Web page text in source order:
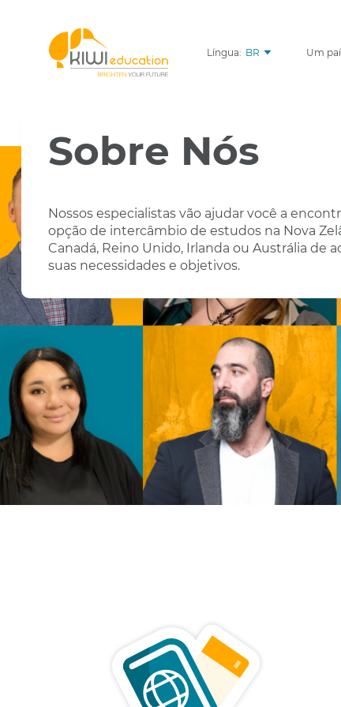
Língua: BR Um
Sobre Nós
Nossos especialistas vão ajudar você a
opção de intercâmbio de estudos na Nova
Canadá, Reino Unido, Irlanda ou Austrália de
suas necessidades e objetivos.